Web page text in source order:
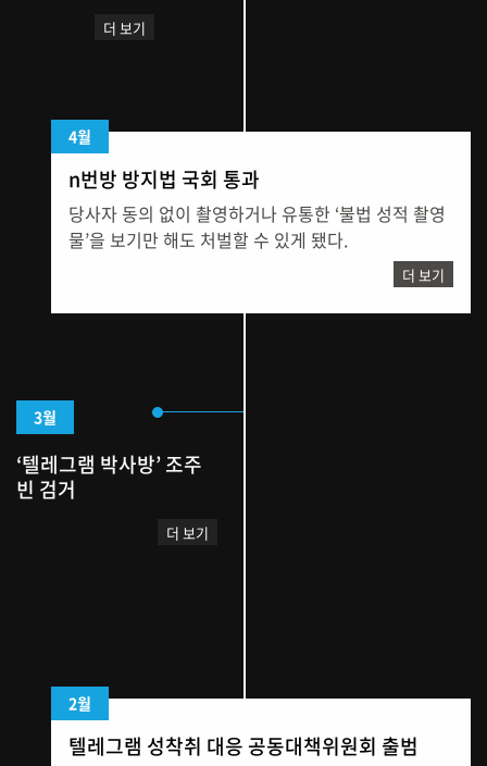
더 보기
4월
n번방 방지법 국회 통과
당사자 동의 없이 촬영하거나 유통한 ‘불법 성적 촬영
물’을 보기만 해도 처벌할 수 있게 됐다.
더 보기
3월
‘텔레그램 박사방’ 조주
빈 검거
더 보기
2월
텔레그램 성착취 대응 공동대책위원회 출범